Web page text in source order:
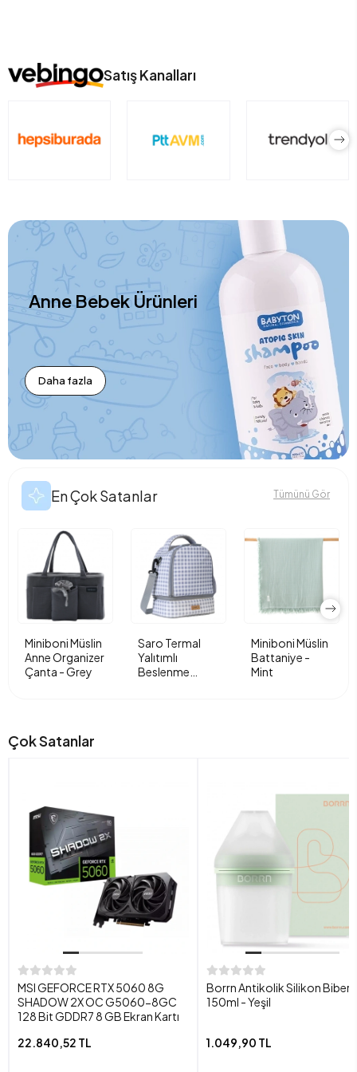
Satış Kanalları
Anne Bebek Ürünleri
Daha fazla
En Çok Satanlar Tümünü Gör
Miniboni Müslin
Anne Organizer
Çanta - Grey
Saro Termal
Yalıtımlı
Beslenme
Miniboni Müslin
Battaniye -
Mint
Çok Satanlar
MSI GEFORCE RTX 5060 8G
SHADOW 2X OC G5060-8GC
128 Bit GDDR7 8 GB Ekran Kartı
22.840,52 TL
Borrn Antikolik Silikon
150ml - Yeşil
1.049,90 TL